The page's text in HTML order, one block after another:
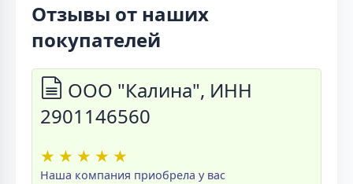
Отзывы от наших
покупателей
ООО "Калина", ИНН
2901146560
★ ★ ★ ★ ★
Наша компания приобрела у вас